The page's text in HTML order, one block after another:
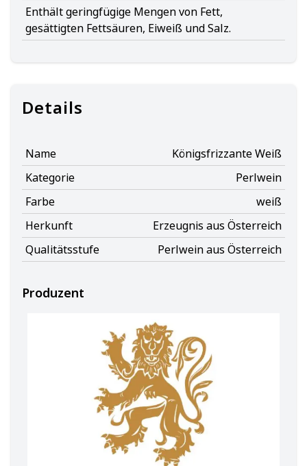
Enthält geringfügige Mengen von Fett,
gesättigten Fettsäuren, Eiweiß und Salz.
Details
Name
Königsfrizzante Weiß
Kategorie
Perlwein
Farbe
weiß
Herkunft
Erzeugnis aus Österreich
Qualitätsstufe
Perlwein aus Österreich
Produzent